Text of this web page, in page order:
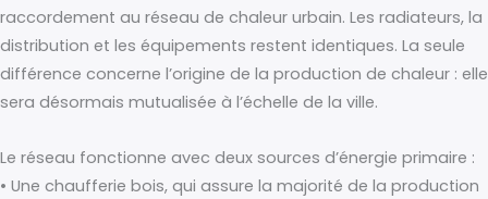
raccordement au réseau de chaleur urbain. Les radiateurs, la
distribution et les équipements restent identiques. La seule
différence concerne l’origine de la production de chaleur : elle
sera désormais mutualisée à l’échelle de la ville.
Le réseau fonctionne avec deux sources d’énergie primaire :
• Une chaufferie bois, qui assure la majorité de la production